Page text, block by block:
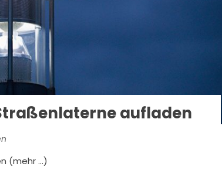
aufladen
(mehr …)